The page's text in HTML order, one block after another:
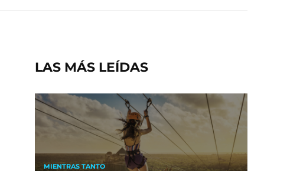
LAS MÁS LEÍDAS
MIENTRAS TANTO